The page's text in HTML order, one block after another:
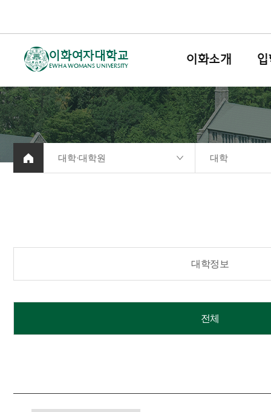
이화여자대학교
EWHA WOMANS UNIVERSITY
이화소개
대학·대학원 대학
대학정보
전체